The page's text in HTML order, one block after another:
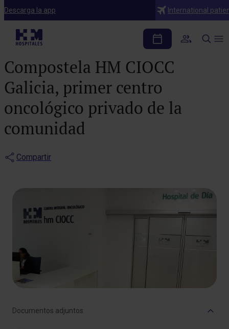
Descarga la app International
Notas de prensa
HM Hospitales pone en
marcha en Santiago de
Compostela HM CIOCC
Galicia, primer centro
oncológico privado de la
comunidad
Compartir
Documentos adjuntos